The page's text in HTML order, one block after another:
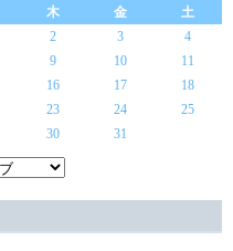
木 金
土
2 3
4
9 10
11
16 17
18
23 24
25
30 31